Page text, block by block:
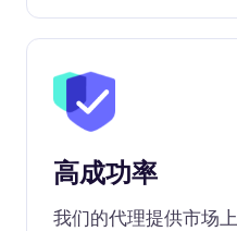
高成功率
我们的代理提供市场